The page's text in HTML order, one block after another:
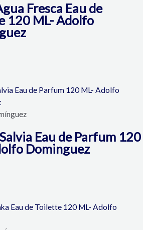
Fresca Eau de
120 ML- Adolfo
Eau de Parfum 120
Dominguez